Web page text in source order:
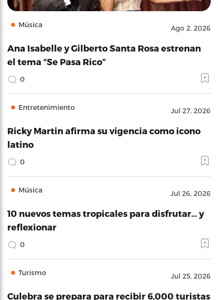
Música Ago 2, 2026
Ana Isabelle y Gilberto Santa Rosa estrenan
el tema “Se Pasa Rico”
0
Entretenimiento Jul 27, 2026
Ricky Martin afirma su vigencia como icono
latino
0
Música Jul 26, 2026
10 nuevos temas tropicales para disfrutar… y
reflexionar
0
Turismo Jul 25, 2026
Culebra se prepara para recibir 6,000 turistas